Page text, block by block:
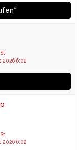
6:02
6:02